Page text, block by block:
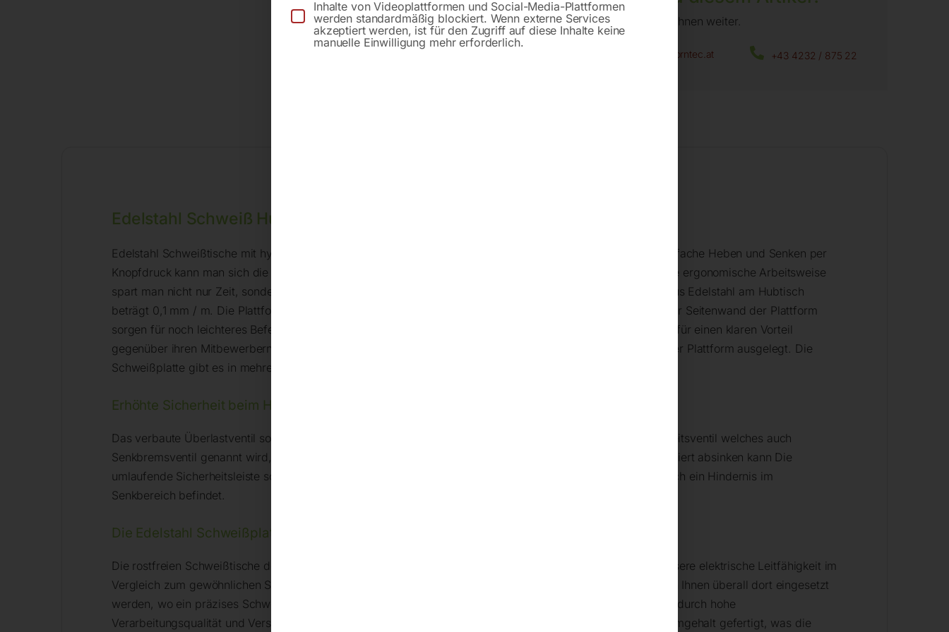
Gerne helfen wir Ihnen weiter.
office@horntec.at +43 4232 / 875 22
Edelstahl Schweiß Hubtisch PRO 2400×1200 mm 28-100×100
Edelstahl Schweißtische mit hydraulischem Hebesystem sind sogenannte Schweiß-Hubtische. Durch das einfache Heben und Senken per
Knopfdruck kann man sich die Höhe für das Schweißen oder auch andere Arbeiten ideal einstellen. Durch die ergonomische Arbeitsweise
spart man nicht nur Zeit, sondern verhindert auch Ausfälle der Mitarbeiter. Die Ebenheit der Schweißplatte aus Edelstahl am Hubtisch
beträgt 0,1 mm / m. Die Plattform bei der
. Die 3 Lochreihen in der Seitenwand der Plattform
sorgen für noch leichteres Befestigen ihrer Produkte. Sorgen Sie mit den höhenverstellbaren Schweißtischen für einen klaren Vorteil
gegenüber ihren Mitbewerbern! Der Hubtisch mit Edelstahl Schweißplatte ist für das Schweißen direkt auf der Plattform ausgelegt. Die
Schweißplatte gibt es in mehreren verschiedenen Ausführungen.
Erhöhte Sicherheit beim Hubtisch mit Inox Schweißplattform
Das verbaute Überlastventil sorgt dafür, dass keine zu großen Lasten gehoben werden können. Das Sicherheitsventil welches auch
Senkbremsventil genannt wird, sorgt dafür, dass auch bei einem Schlauchbruch der Hubtisch nicht unkontrolliert absinken kann Die
umlaufende Sicherheitsleiste sorgt für ein sofortiges Abschalten des Hubtischen beim Senkvorgang, wenn sich ein Hindernis im
Senkbereich befindet.
Die Edelstahl Schweißplatte am Hubtisch
Die rostfreien Schweißtische der INOX-Serie sind aus rostfreiem Stahl der Güte 1.4301 gefertigt der eine bessere elektrische Leitfähigkeit im
Vergleich zum gewöhnlichen Stahl hat – elektrischer Widerstand bei 20°C = 0,73 (Ω mm²)/m. Sie können von Ihnen überall dort eingesetzt
werden, wo ein präzises Schweißen von rostfreiem Stahl erforderlich ist-> Die rostfreien Schweißtische sind durch hohe
Verarbeitungsqualität und Verschleißfestigkeit gekennzeichnet. Sie sind aus rostfreiem Stahl mit hohem Chromgehalt gefertigt, was die
Inhalte von Videoplattformen und Social-Media-Plattformen
werden standardmäßig blockiert. Wenn externe Services
akzeptiert werden, ist für den Zugriff auf diese Inhalte keine
manuelle Einwilligung mehr erforderlich.